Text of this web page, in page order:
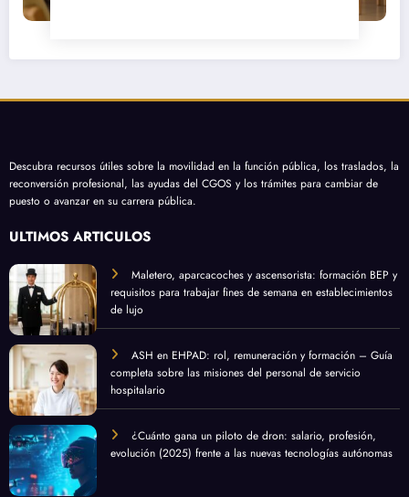
Descubra recursos útiles sobre la movilidad en la función pública, los traslados, la
reconversión profesional, las ayudas del CGOS y los trámites para cambiar de
puesto o avanzar en su carrera pública.
ÚLTIMOS ARTÍCULOS
Maletero, aparcacoches y ascensorista: formación BEP y
requisitos para trabajar fines de semana en establecimientos
de lujo
ASH en EHPAD: rol, remuneración y formación – Guía
completa sobre las misiones del personal de servicio
hospitalario
¿Cuánto gana un piloto de dron: salario, profesión,
evolución (2025) frente a las nuevas tecnologías autónomas